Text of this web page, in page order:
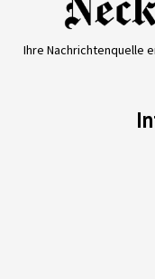
Ihre Nachrichtenquelle